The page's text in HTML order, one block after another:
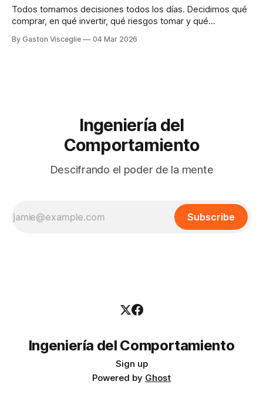
mismo
Todos tomamos decisiones todos los días. Decidimos qué
comprar, en qué invertir, qué riesgos tomar y qué
que esas decisiones son el resultado de un análisis
By Gaston Visceglie 04 Mar 2026
Ingeniería del
Comportamiento
Descifrando el poder de la mente
Subscribe
Ingeniería del Comportamiento
Sign up
Powered by Ghost